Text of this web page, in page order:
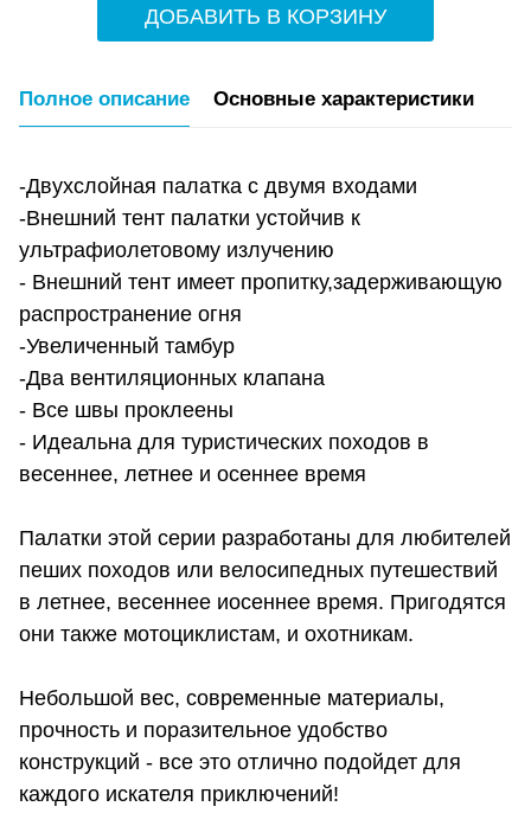
ДОБАВИТЬ В КОРЗИНУ
Полное описание Основные характеристики
-Двухслойная палатка с двумя входами
-Внешний тент палатки устойчив к
ультрафиолетовому излучению
- Внешний тент имеет пропитку,задерживающую
распространение огня
-Увеличенный тамбур
-Два вентиляционных клапана
- Все швы проклеены
- Идеальна для туристических походов в
весеннее, летнее и осеннее время
Палатки этой серии разработаны для любителей
пеших походов или велосипедных путешествий
в летнее, весеннее иосеннее время. Пригодятся
они также мотоциклистам, и охотникам.
Небольшой вес, современные материалы,
прочность и поразительное удобство
конструкций - все это отлично подойдет для
каждого искателя приключений!